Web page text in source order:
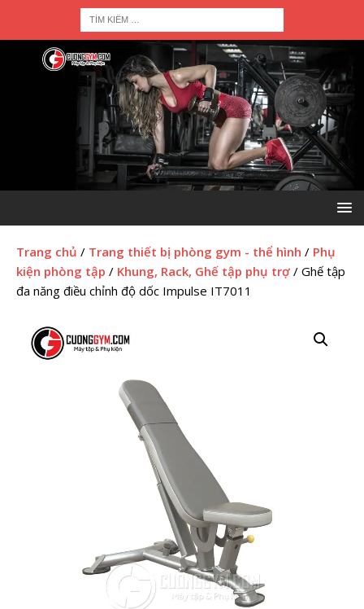
Trang chủ / Trang thiết bị phòng gym - thể hình / Phụ
kiện phòng tập / Khung, Rack, Ghế tập phụ trợ / Ghế tập
đa năng điều chỉnh độ dốc Impulse IT7011